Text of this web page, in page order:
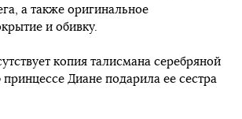
а также оригинальное
и обивку.
копия талисмана серебряной
Диане подарила ее сестра